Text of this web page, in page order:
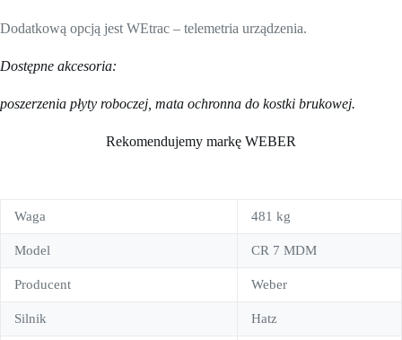
Dodatkową opcją jest WEtrac – telemetria urządzenia.
Dostępne akcesoria:
poszerzenia płyty roboczej, mata ochronna do kostki brukowej.
Rekomendujemy markę WEBER
Waga 481 kg
Model CR 7 MDM
Producent Weber
Silnik Hatz